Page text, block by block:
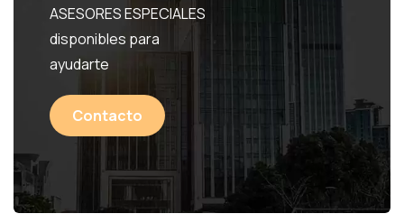
ASESORES ESPECIALES
disponibles para
ayudarte
Contacto